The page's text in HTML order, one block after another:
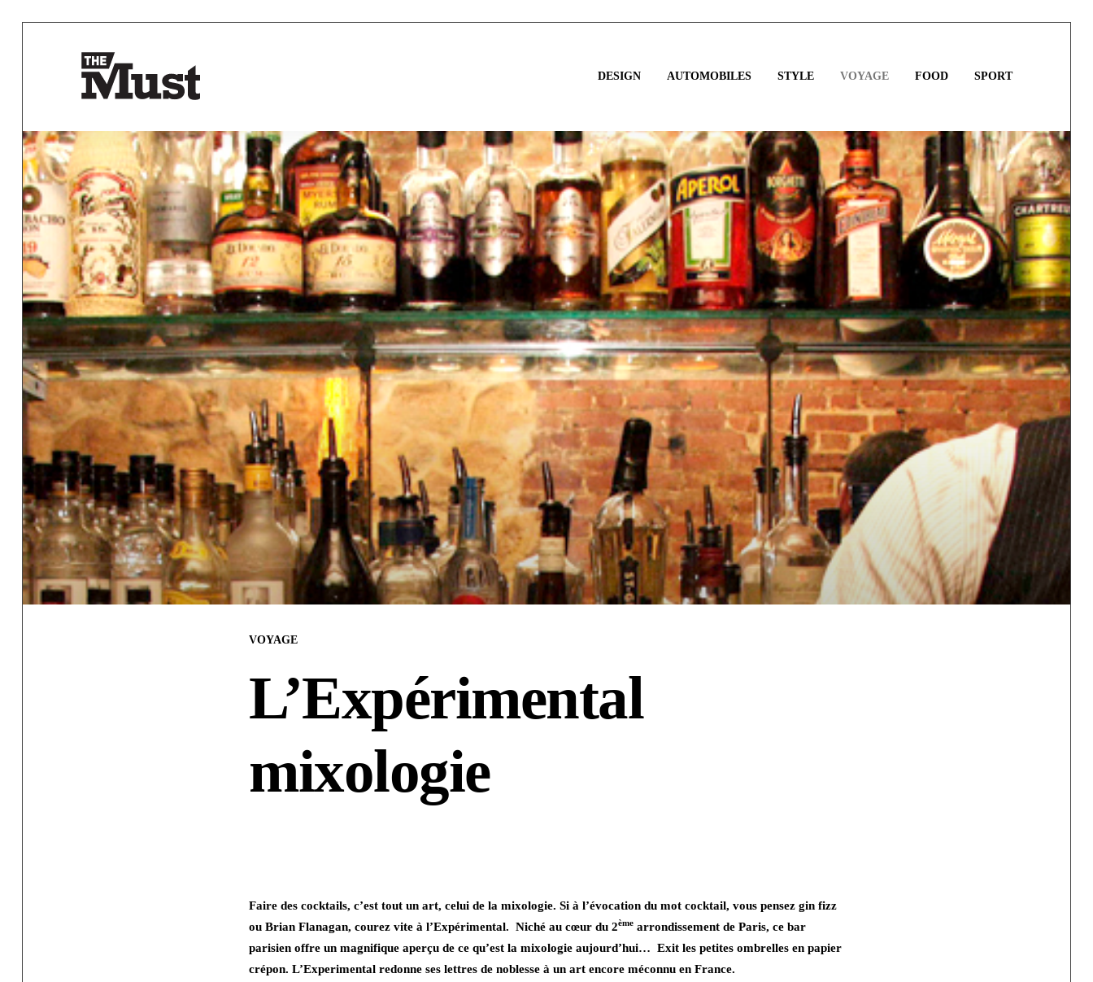
DESIGN AUTOMOBILES STYLE VOYAGE FOOD SPORT
VOYAGE
L’Expérimental
mixologie
Faire des cocktails, c’est tout un art, celui de la mixologie. Si à l’évocation du mot cocktail, vous pensez gin fizz
ou Brian Flanagan, courez vite à l’Expérimental. Niché au cœur du 2ème arrondissement de Paris, ce bar
parisien offre un magnifique aperçu de ce qu’est la mixologie aujourd’hui… Exit les petites ombrelles en papier
crépon. L’Experimental redonne ses lettres de noblesse à un art encore méconnu en France.